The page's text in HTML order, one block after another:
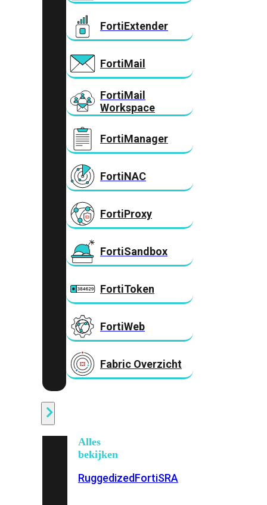
FortiExtender
FortiMail
FortiMail
Workspace
FortiManager
FortiNAC
FortiProxy
FortiSandbox
FortiToken
FortiWeb
Fabric Overzicht
Alles
bekijken
RuggedizedFortiSRA